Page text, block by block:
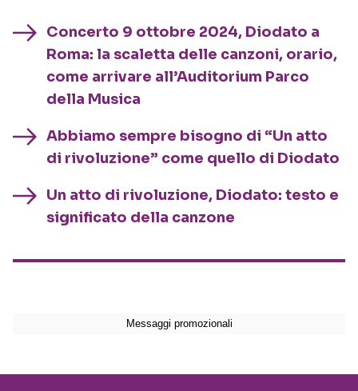
Concerto 9 ottobre 2024, Diodato a
Roma: la scaletta delle canzoni, orario,
come arrivare all’Auditorium Parco
della Musica
Abbiamo sempre bisogno di “Un atto
di rivoluzione” come quello di Diodato
Un atto di rivoluzione, Diodato: testo e
significato della canzone